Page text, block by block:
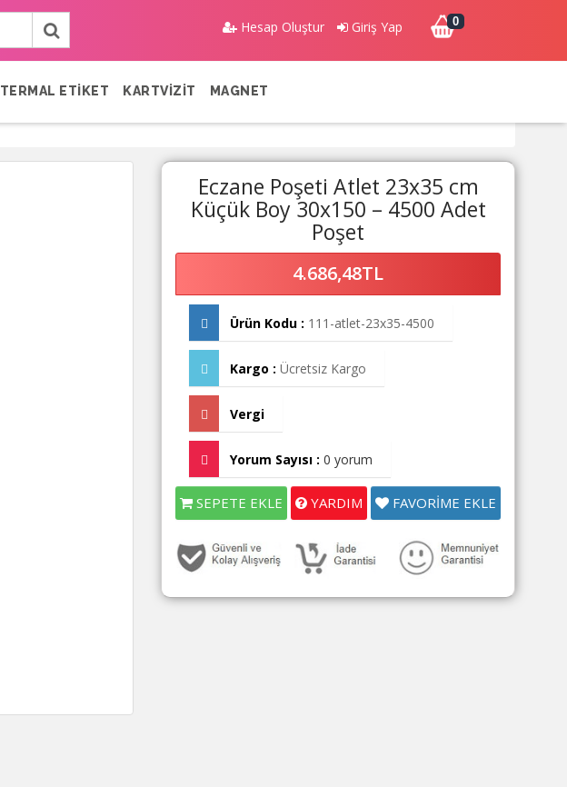
Hesap Oluştur Giriş Yap 0
TERMAL ETİKET KARTVİZİT MAGNET
Eczane Poşeti Atlet 23x35 cm
Küçük Boy 30x150 – 4500 Adet
Poşet
4.686,48TL
Ürün Kodu : 111-atlet-23x35-4500
Kargo : Ücretsiz Kargo
Vergi
Yorum Sayısı : 0 yorum
SEPETE EKLE YARDIM FAVORİME EKLE